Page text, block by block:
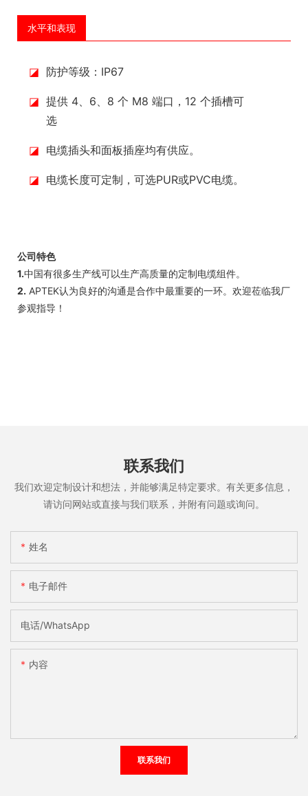
水平和表现
◪ 防护等级：IP67
◪ 提供 4、6、8 个 M8 端口，12 个插槽可
选
◪ 电缆插头和面板插座均有供应。
◪ 电缆长度可定制，可选PUR或PVC电缆。
公司特色
1.中国有很多生产线可以生产高质量的定制电缆组件。
2. APTEK认为良好的沟通是合作中最重要的一环。欢迎莅临我厂
参观指导！
联系我们
我们欢迎定制设计和想法，并能够满足特定要求。有关更多信息，
请访问网站或直接与我们联系，并附有问题或询问。
姓名
电子邮件
电话/WhatsApp
内容
联系我们